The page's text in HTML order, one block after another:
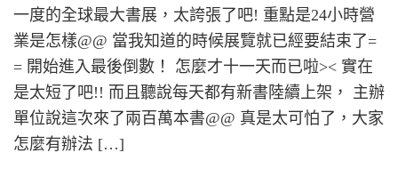
一度的全球最大書展，太誇張了吧! 重點是24小時營
業是怎樣@@ 當我知道的時候展覽就已經要結束了=
= 開始進入最後倒數！ 怎麼才十一天而已啦>< 實在
是太短了吧!! 而且聽說每天都有新書陸續上架， 主辦
單位說這次來了兩百萬本書@@ 真是太可怕了，大家
怎麼有辦法 […]